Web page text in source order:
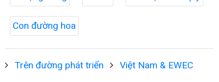
Con đường hoa
Trên đường phát triển Việt Nam & EWEC